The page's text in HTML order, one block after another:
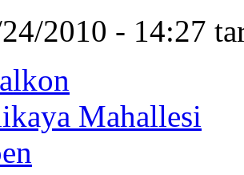
2010 - 14:27
Mahallesi